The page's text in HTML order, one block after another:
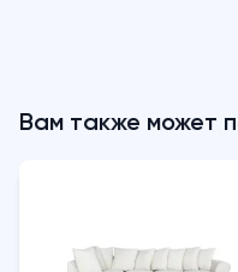
Вам также может